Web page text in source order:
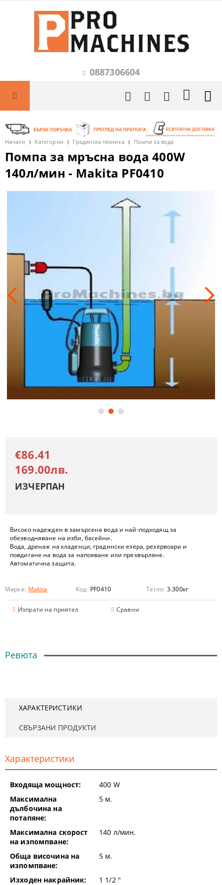
0887306604
Начало Категории Градинска техника Помпи за вода
Помпа за мръсна вода 400W
140л/мин - Makita PF0410
Високо надежден в замърсена вода и най-подходящ за
обезводняване на изби, басейни.
Вода, дренаж на кладенци, градински езера, резервоари и
повдигане на вода за напояване или прехвърляне.
Автоматична защита.
Марка: Makita Код: PF0410 Тегло: 3.300кг
Изпрати на приятел Сравни
€86.41
169.00лв.
ИЗЧЕРПАН
Ревюта
ХАРАКТЕРИСТИКИ
СВЪРЗАНИ ПРОДУКТИ
Характеристики
Входяща мощност: 400 W
Максимална
дълбочина на
потапяне:
5 м.
Максимална скорост
на изпомпване:
140 л/мин.
Обща височина на
изпомпване:
5 м.
Изходен накрайник: 1 1/2 "